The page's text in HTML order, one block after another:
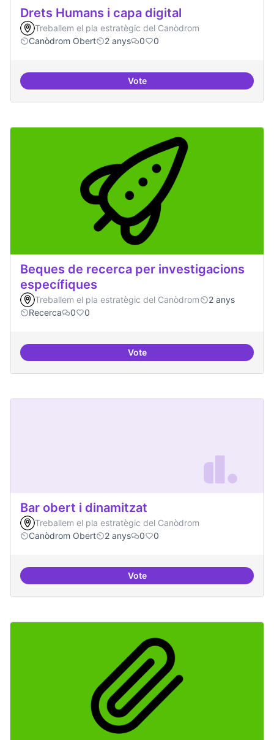
Drets Humans i capa digital
Treballem el pla estratègic del Canòdrom
Canòdrom Obert
2 anys 0 0
VoteDrets Humans i capa digital
Beques de recerca per investigacions
específiques
Treballem el pla estratègic del Canòdrom
2 anys
Recerca
0 0
VoteBeques de recerca per
Bar obert i dinamitzat
Treballem el pla estratègic del Canòdrom
Canòdrom Obert
2 anys 0 0
VoteBar obert i dinamitzat